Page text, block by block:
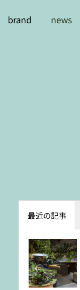
brand news
最近の記事